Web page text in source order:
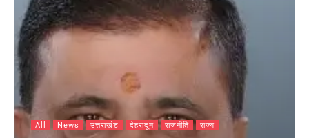
All News उत्तराखंड देहरादून राजनीति राज्य